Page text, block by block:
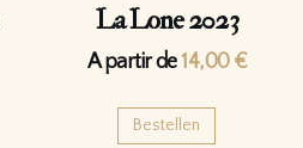
La Lone 2023
A partir de14,00 €
Bestellen